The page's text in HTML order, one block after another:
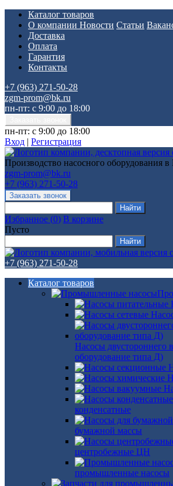
Каталог товаров
О компании Новости Статьи
Доставка
Оплата
Гарантия
Контакты
+7 (963) 271-50-28
zgm-prom@bk.ru
пн-пт: с 9:00 до 18:00
пн-пт: с 9:00 до 18:00
Вход | Регистрация
Производство насосного оборудования
zgm-prom@bk.ru
+7 (963) 271-50-28
Избранное (0) В корзине
Пусто
+7 (963) 271-50-28
Каталог товаров
Насосы двустороннего
оборудование типа Д)
конденсатные
бумажной массы
центробежные ЦН
промышленные насосы